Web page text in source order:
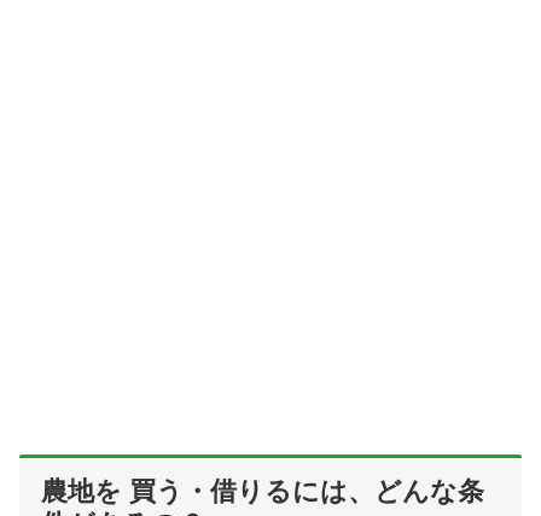
農地を 買う・借りるには、どんな条